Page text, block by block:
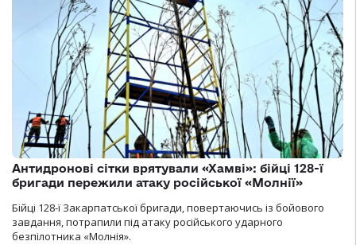
Антидронові сітки врятували «Хамві»: бійці 128-ї
бригади пережили атаку російської «Молнії»
Бійці 128-ї Закарпатської бригади, повертаючись із бойового
завдання, потрапили під атаку російського ударного
безпілотника «Молнія».